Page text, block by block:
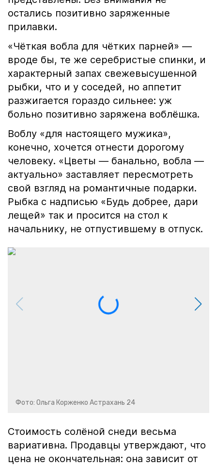
остались позитивно заряженные
прилавки.
«Чёткая вобла для чётких парней» —
вроде бы, те же серебристые спинки, и
характерный запах свежевысушенной
рыбки, что и у соседей, но аппетит
разжигается гораздо сильнее: уж
больно позитивно заряжена воблёшка.
Воблу «для настоящего мужика»,
конечно, хочется отнести дорогому
человеку. «Цветы — банально, вобла —
актуально» заставляет пересмотреть
свой взгляд на романтичные подарки.
Рыбка с надписью «Будь добрее, дари
лещей» так и просится на стол к
начальнику, не отпустившему в отпуск.
Фото: Ольга Корженко Астрахань 24
Стоимость солёной снеди весьма
вариативна. Продавцы утверждают, что
цена не окончательная: она зависит от